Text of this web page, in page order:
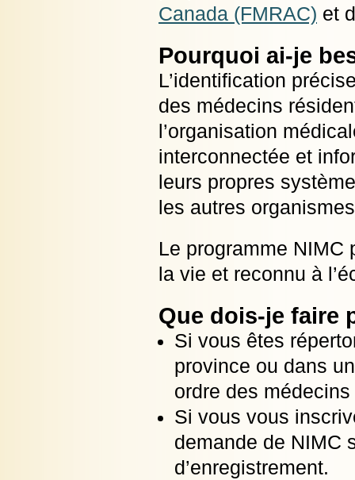
Canada (FMRAC) et
Pourquoi ai-je
L’identification
des médecins
l’organisation
interconnectée et
leurs propres
les autres
Le programme NIMC
la vie et reconnu à
Que dois-je faire
Si vous êtes
province ou dans
ordre des
Si vous vous
demande de NIMC
d’enregistrement.